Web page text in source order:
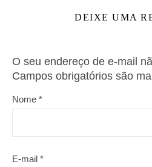
DEIXE UMA
O seu endereço de e-mail
Campos obrigatórios são
Nome *
E-mail *